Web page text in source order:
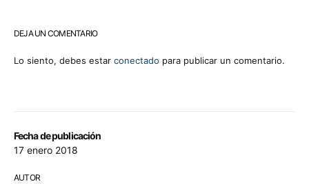
Fecha de publicación
17 enero 2018
AUTOR
DEJA UN COMENTARIO
Lo siento, debes estar conectado para publicar un comentario.